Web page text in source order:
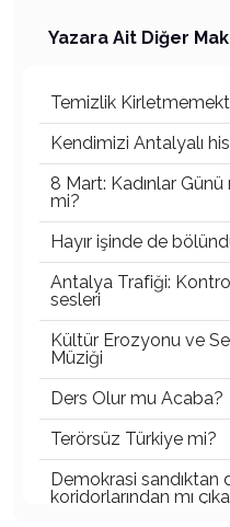
Yazara Ait Diğer
Temizlik
Kendimizi Antalyalı
8 Mart: Kadınlar Günü
mi?
Hayır işinde de
Antalya Trafiği:
sesleri
Kültür Erozyonu ve
Müziği
Ders Olur mu Acaba?
Terörsüz Türkiye mi?
Demokrasi sandıktan
koridorlarından mı